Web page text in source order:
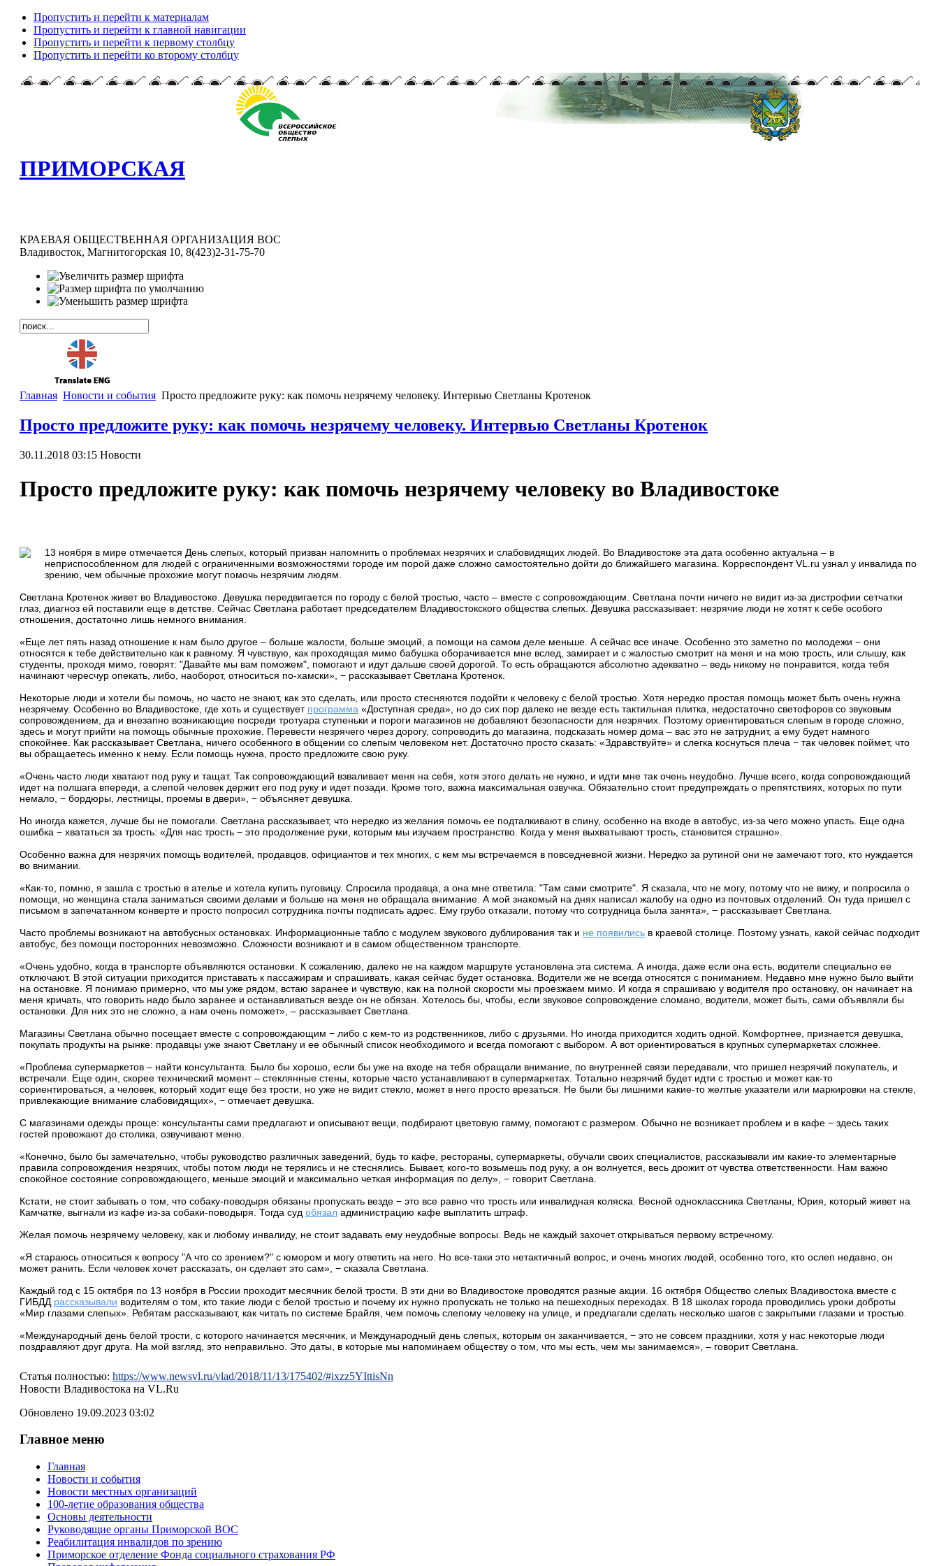
Пропустить и перейти к материалам
Пропустить и перейти к главной навигации
Пропустить и перейти к первому столбцу
Пропустить и перейти ко второму столбцу
ПРИМОРСКАЯ
КРАЕВАЯ ОБЩЕСТВЕННАЯ ОРГАНИЗАЦИЯ ВОС
Владивосток, Магнитогорская 10, 8(423)2-31-75-70
Главная Новости и события Просто предложите руку: как помочь незрячему человеку. Интервью Светланы Кротенок
Просто предложите руку: как помочь незрячему человеку. Интервью Светланы Кротенок
30.11.2018 03:15 Новости
Просто предложите руку: как помочь незрячему человеку во Владивостоке
13 ноября в мире отмечается День слепых, который призван напомнить о проблемах незрячих и слабовидящих людей. Во Владивостоке эта дата особенно актуальна – в
неприспособленном для людей с ограниченными возможностями городе им порой даже сложно самостоятельно дойти до ближайшего магазина. Корреспондент VL.ru узнал у инвалида по
зрению, чем обычные прохожие могут помочь незрячим людям.
Светлана Кротенок живет во Владивостоке. Девушка передвигается по городу с белой тростью, часто – вместе с сопровождающим. Светлана почти ничего не видит из-за дистрофии сетчатки
глаз, диагноз ей поставили еще в детстве. Сейчас Светлана работает председателем Владивостокского общества слепых. Девушка рассказывает: незрячие люди не хотят к себе особого
отношения, достаточно лишь немного внимания.
«Еще лет пять назад отношение к нам было другое – больше жалости, больше эмоций, а помощи на самом деле меньше. А сейчас все иначе. Особенно это заметно по молодежи − они
относятся к тебе действительно как к равному. Я чувствую, как проходящая мимо бабушка оборачивается мне вслед, замирает и с жалостью смотрит на меня и на мою трость, или слышу, как
студенты, проходя мимо, говорят: "Давайте мы вам поможем", помогают и идут дальше своей дорогой. То есть обращаются абсолютно адекватно – ведь никому не понравится, когда тебя
начинают чересчур опекать, либо, наоборот, относиться по-хамски», − рассказывает Светлана Кротенок.
Некоторые люди и хотели бы помочь, но часто не знают, как это сделать, или просто стесняются подойти к человеку с белой тростью. Хотя нередко простая помощь может быть очень нужна
незрячему. Особенно во Владивостоке, где хоть и существует программа «Доступная среда», но до сих пор далеко не везде есть тактильная плитка, недостаточно светофоров со звуковым
сопровождением, да и внезапно возникающие посреди тротуара ступеньки и пороги магазинов не добавляют безопасности для незрячих. Поэтому ориентироваться слепым в городе сложно,
здесь и могут прийти на помощь обычные прохожие. Перевести незрячего через дорогу, сопроводить до магазина, подсказать номер дома – вас это не затруднит, а ему будет намного
спокойнее. Как рассказывает Светлана, ничего особенного в общении со слепым человеком нет. Достаточно просто сказать: «Здравствуйте» и слегка коснуться плеча − так человек поймет, что
вы обращаетесь именно к нему. Если помощь нужна, просто предложите свою руку.
«Очень часто люди хватают под руку и тащат. Так сопровождающий взваливает меня на себя, хотя этого делать не нужно, и идти мне так очень неудобно. Лучше всего, когда сопровождающий
идет на полшага впереди, а слепой человек держит его под руку и идет позади. Кроме того, важна максимальная озвучка. Обязательно стоит предупреждать о препятствиях, которых по пути
немало, − бордюры, лестницы, проемы в двери», − объясняет девушка.
Но иногда кажется, лучше бы не помогали. Светлана рассказывает, что нередко из желания помочь ее подталкивают в спину, особенно на входе в автобус, из-за чего можно упасть. Еще одна
ошибка − хвататься за трость: «Для нас трость − это продолжение руки, которым мы изучаем пространство. Когда у меня выхватывают трость, становится страшно».
Особенно важна для незрячих помощь водителей, продавцов, официантов и тех многих, с кем мы встречаемся в повседневной жизни. Нередко за рутиной они не замечают того, кто нуждается
во внимании.
«Как-то, помню, я зашла с тростью в ателье и хотела купить пуговицу. Спросила продавца, а она мне ответила: "Там сами смотрите". Я сказала, что не могу, потому что не вижу, и попросила о
помощи, но женщина стала заниматься своими делами и больше на меня не обращала внимание. А мой знакомый на днях написал жалобу на одно из почтовых отделений. Он туда пришел с
письмом в запечатанном конверте и просто попросил сотрудника почты подписать адрес. Ему грубо отказали, потому что сотрудница была занята», − рассказывает Светлана.
Часто проблемы возникают на автобусных остановках. Информационные табло с модулем звукового дублирования так и не появилисьв краевой столице. Поэтому узнать, какой сейчас подходит
автобус, без помощи посторонних невозможно. Сложности возникают и в самом общественном транспорте.
«Очень удобно, когда в транспорте объявляются остановки. К сожалению, далеко не на каждом маршруте установлена эта система. А иногда, даже если она есть, водители специально ее
отключают. В этой ситуации приходится приставать к пассажирам и спрашивать, какая сейчас будет остановка. Водители же не всегда относятся с пониманием. Недавно мне нужно было выйти
на остановке. Я понимаю примерно, что мы уже рядом, встаю заранее и чувствую, как на полной скорости мы проезжаем мимо. И когда я спрашиваю у водителя про остановку, он начинает на
меня кричать, что говорить надо было заранее и останавливаться везде он не обязан. Хотелось бы, чтобы, если звуковое сопровождение сломано, водители, может быть, сами объявляли бы
остановки. Для них это не сложно, а нам очень поможет», – рассказывает Светлана.
Магазины Светлана обычно посещает вместе с сопровождающим − либо с кем-то из родственников, либо с друзьями. Но иногда приходится ходить одной. Комфортнее, признается девушка,
покупать продукты на рынке: продавцы уже знают Светлану и ее обычный список необходимого и всегда помогают с выбором. А вот ориентироваться в крупных супермаркетах сложнее.
«Проблема супермаркетов – найти консультанта. Было бы хорошо, если бы уже на входе на тебя обращали внимание, по внутренней связи передавали, что пришел незрячий покупатель, и
встречали. Еще один, скорее технический момент – стеклянные стены, которые часто устанавливают в супермаркетах. Тотально незрячий будет идти с тростью и может как-то
сориентироваться, а человек, который ходит еще без трости, но уже не видит стекло, может в него просто врезаться. Не были бы лишними какие-то желтые указатели или маркировки на стекле,
привлекающие внимание слабовидящих», − отмечает девушка.
С магазинами одежды проще: консультанты сами предлагают и описывают вещи, подбирают цветовую гамму, помогают с размером. Обычно не возникает проблем и в кафе − здесь таких
гостей провожают до столика, озвучивают меню.
«Конечно, было бы замечательно, чтобы руководство различных заведений, будь то кафе, рестораны, супермаркеты, обучали своих специалистов, рассказывали им какие-то элементарные
правила сопровождения незрячих, чтобы потом люди не терялись и не стеснялись. Бывает, кого-то возьмешь под руку, а он волнуется, весь дрожит от чувства ответственности. Нам важно
спокойное состояние сопровождающего, меньше эмоций и максимально четкая информация по делу», − говорит Светлана.
Кстати, не стоит забывать о том, что собаку-поводыря обязаны пропускать везде − это все равно что трость или инвалидная коляска. Весной одноклассника Светланы, Юрия, который живет на
Камчатке, выгнали из кафе из-за собаки-поводыря. Тогда суд обязаладминистрацию кафе выплатить штраф.
Желая помочь незрячему человеку, как и любому инвалиду, не стоит задавать ему неудобные вопросы. Ведь не каждый захочет открываться первому встречному.
«Я стараюсь относиться к вопросу "А что со зрением?" с юмором и могу ответить на него. Но все-таки это нетактичный вопрос, и очень многих людей, особенно того, кто ослеп недавно, он
может ранить. Если человек хочет рассказать, он сделает это сам», − сказала Светлана.
Каждый год с 15 октября по 13 ноября в России проходит месячник белой трости. В эти дни во Владивостоке проводятся разные акции. 16 октября Общество слепых Владивостока вместе с
ГИБДД рассказывали водителям о том, кто такие люди с белой тростью и почему их нужно пропускать не только на пешеходных переходах. В 18 школах города проводились уроки доброты
«Мир глазами слепых». Ребятам рассказывают, как читать по системе Брайля, чем помочь слепому человеку на улице, и предлагали сделать несколько шагов с закрытыми глазами и тростью.
«Международный день белой трости, с которого начинается месячник, и Международный день слепых, которым он заканчивается, − это не совсем праздники, хотя у нас некоторые люди
поздравляют друг друга. На мой взгляд, это неправильно. Это даты, в которые мы напоминаем обществу о том, что мы есть, чем мы занимаемся», – говорит Светлана.
Статья полностью: https://www.newsvl.ru/vlad/2018/11/13/175402/#ixzz5YIttisNn
Новости Владивостока на VL.Ru
Обновлено 19.09.2023 03:02
Главное меню
Главная
Новости и события
Новости местных организаций
100-летие образования общества
Основы деятельности
Руководящие органы Приморской ВОС
Реабилитация инвалидов по зрению
Приморское отделение Фонда социального страхования РФ